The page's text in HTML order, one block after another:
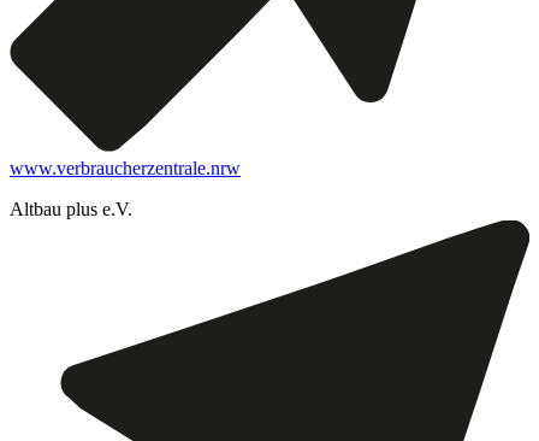
www.verbraucherzentrale.nrw
Altbau plus e.V.